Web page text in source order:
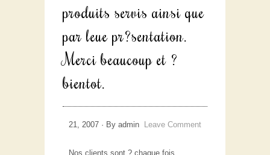
produits servis ainsi que
par leue pr?sentation.
Merci beaucoup et ?
bientot.
21, 2007 · By admin Leave Comment
Nos clients sont ? chaque fois